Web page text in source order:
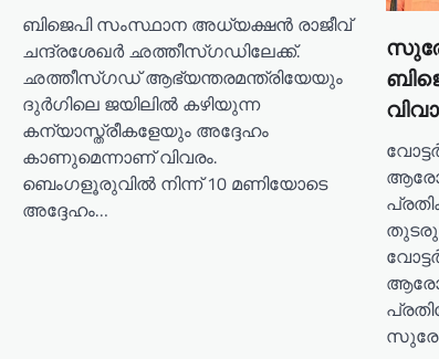
ബിജെപി സംസ്ഥാന അധ്യക്ഷന്‍ രാജീവ്
ചന്ദ്രശേഖര്‍ ഛത്തീസ്ഗഡിലേക്ക്.
ഛത്തീസ്ഗഡ് ആഭ്യന്തരമന്ത്രിയേയും
ദുര്‍ഗിലെ ജയിലില്‍ കഴിയുന്ന
കന്യാസ്ത്രീകളേയും അദ്ദേഹം
കാണുമെന്നാണ് വിവരം.
ബെംഗളൂരുവില്‍ നിന്ന് 10 മണിയോടെ
അദ്ദേഹം…